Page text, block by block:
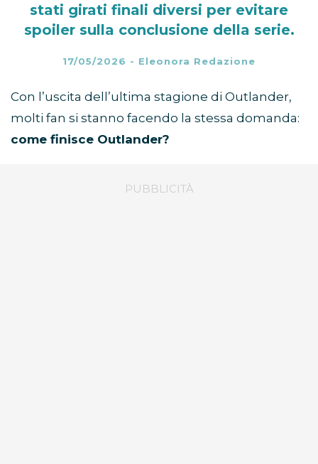
stati girati finali diversi per evitare
spoiler sulla conclusione della serie.
17/05/2026 - Eleonora Redazione
Con l’uscita dell’ultima stagione di Outlander,
molti fan si stanno facendo la stessa domanda:
come finisce Outlander?